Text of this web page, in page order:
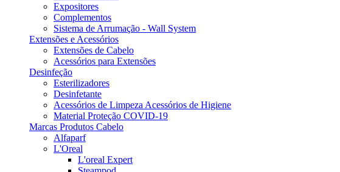
Expositores
Complementos
Sistema de Arrumação - Wall System
Extensões e Acessórios
Extensões de Cabelo
Acessórios para Extensões
Desinfeção
Esterilizadores
Desinfetante
Acessórios de Limpeza Acessórios de Higiene
Material Proteção COVID-19
Marcas Produtos Cabelo
Alfaparf
L'Oreal
L'oreal Expert